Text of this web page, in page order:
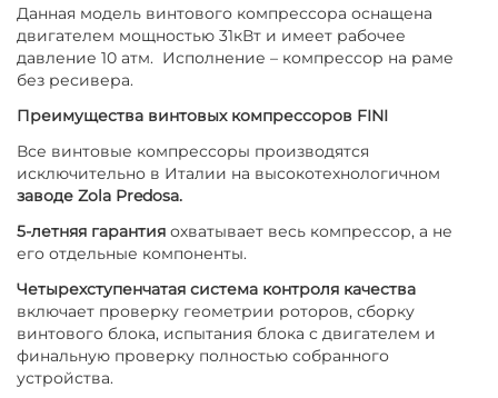
Данная модель винтового компрессора оснащена
двигателем мощностью 31кВт и имеет рабочее
давление 10 атм. Исполнение – компрессор на раме
без ресивера.
Преимущества винтовых компрессоров FINI
Все винтовые компрессоры производятся
исключительно в Италии на высокотехнологичном
заводе Zola Predosa.
5-летняя гарантия охватывает весь компрессор, а не
его отдельные компоненты.
Четырехступенчатая система контроля качества
включает проверку геометрии роторов, сборку
винтового блока, испытания блока с двигателем и
финальную проверку полностью собранного
устройства.